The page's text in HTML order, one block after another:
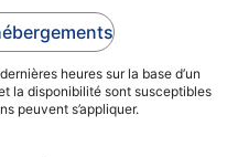
heures sur la base d’un
la disponibilité sont susceptibles
peuvent s’appliquer.